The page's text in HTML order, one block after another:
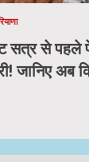
सत्र से पहले
जानिए अब